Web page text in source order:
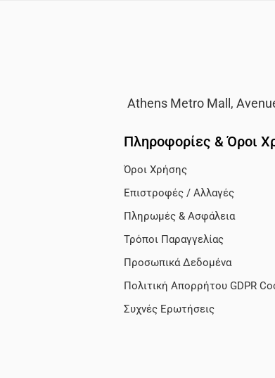
Athens Metro Mall,
Πληροφορίες & Όροι
Όροι Χρήσης
Επιστροφές / Αλλαγές
Πληρωμές & Ασφάλεια
Τρόποι Παραγγελίας
Προσωπικά Δεδομένα
Πολιτική Απορρήτου GDPR
Συχνές Ερωτήσεις